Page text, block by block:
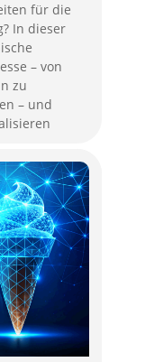
für die
In dieser
– von
zu
– und